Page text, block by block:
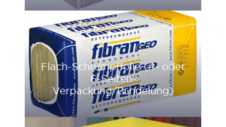
Flach-Schrumpffolie (4- oder
6-Seiten-
Verpackung/Bündelung)